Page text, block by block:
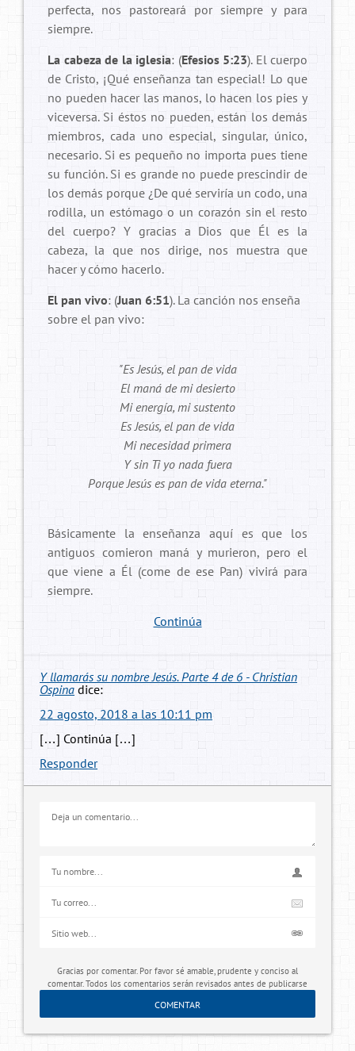
perfecta, nos pastoreará por siempre y para
siempre.
La cabeza de la iglesia: (Efesios 5:23). El cuerpo
de Cristo, ¡Qué enseñanza tan especial! Lo que
no pueden hacer las manos, lo hacen los pies y
viceversa. Si éstos no pueden, están los demás
miembros, cada uno especial, singular, único,
necesario. Si es pequeño no importa pues tiene
su función. Si es grande no puede prescindir de
los demás porque ¿De qué serviría un codo, una
rodilla, un estómago o un corazón sin el resto
del cuerpo? Y gracias a Dios que Él es la
cabeza, la que nos dirige, nos muestra que
hacer y cómo hacerlo.
El pan vivo: (Juan 6:51). La canción nos enseña
sobre el pan vivo:
"Es Jesús, el pan de vida
El maná de mi desierto
Mi energía, mi sustento
Es Jesús, el pan de vida
Mi necesidad primera
Y sin Ti yo nada fuera
Porque Jesús es pan de vida eterna."
Básicamente la enseñanza aquí es que los
antiguos comieron maná y murieron, pero el
que viene a Él (come de ese Pan) vivirá para
siempre.
Continúa
Y llamarás su nombre Jesús. Parte 4 de 6 - Christian
Ospina dice:
22 agosto, 2018 a las 10:11 pm
[…] Continúa […]
Responder
Gracias por comentar. Por favor sé amable, prudente y conciso al
comentar. Todos los comentarios serán revisados antes de publicarse